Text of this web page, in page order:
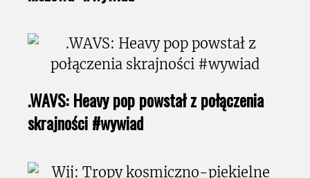
.WAVS: Heavy pop powstał z połączenia
skrajności #wywiad